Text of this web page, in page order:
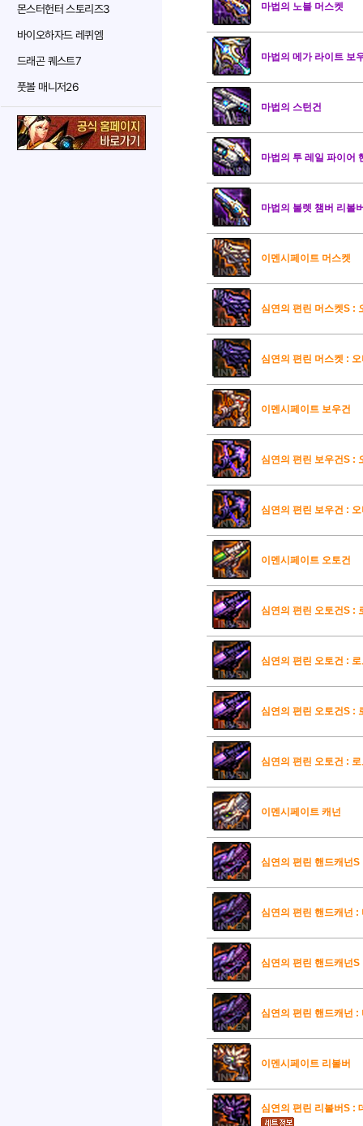
몬스터헌터 스토리즈3
바이오하자드 레퀴엠
드래곤 퀘스트7
풋볼 매니저26
마법의 노블 머스켓
마법의 메가 라이트 보
마법의 스턴건
마법의 투 레일 파이어
마법의 불렛 챔버 리볼
이멘시페이트 머스켓
심연의 편린 머스켓S :
심연의 편린 머스켓 :
이멘시페이트 보우건
심연의 편린 보우건S :
심연의 편린 보우건 :
이멘시페이트 오토건
심연의 편린 오토건S :
심연의 편린 오토건 :
심연의 편린 오토건S :
심연의 편린 오토건 :
이멘시페이트 캐넌
심연의 편린 핸드캐넌
심연의 편린 핸드캐넌 :
심연의 편린 핸드캐넌
심연의 편린 핸드캐넌 :
이멘시페이트 리볼버
심연의 편린 리볼버S :